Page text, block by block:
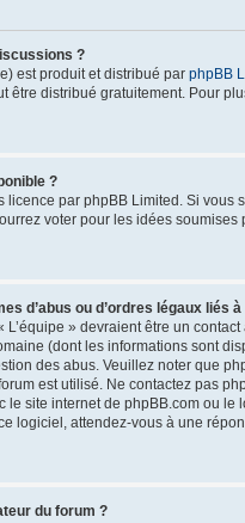
?
est produit et distribué par phpBB
être distribué gratuitement. Pour
?
par phpBB Limited. Si
voter pour les idées soumises
d’abus ou d’ordres légaux liés
» devraient être un
(dont les informations sont
des abus. Veuillez noter que
est utilisé. Ne contactez pas
le site internet de phpBB.com ou
logiciel, attendez-vous à une
du forum ?